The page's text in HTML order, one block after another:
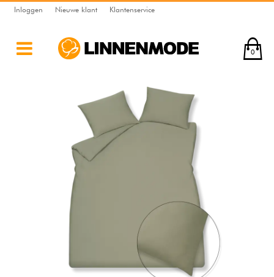
Inloggen Nieuwe klant Klantenservice
0